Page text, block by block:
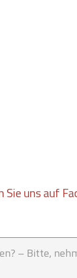
Sie uns auf
– Bitte,